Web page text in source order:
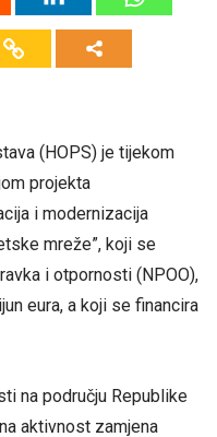
(HOPS) je tijekom
projekta
i modernizacija
mreže”, koji se
i otpornosti (NPOO),
eura, a koji se financira
na području Republike
aktivnost zamjena